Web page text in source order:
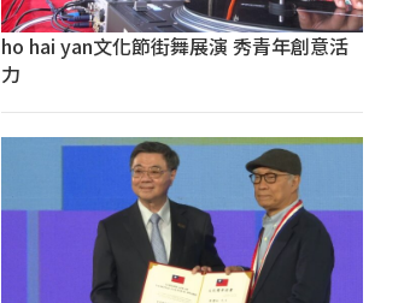
ho hai yan文化節街舞展演 秀青年創意活
力